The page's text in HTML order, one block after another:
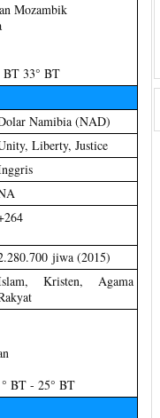
Mozambik
33° BT
Namibia (NAD)
Liberty, Justice
jiwa (2015)
Kristen, Agama
BT - 25° BT